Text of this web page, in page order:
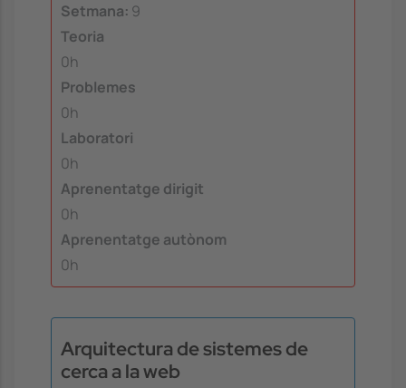
Setmana: 9
Teoria
0h
Problemes
0h
Laboratori
0h
Aprenentatge dirigit
0h
Aprenentatge autònom
0h
Arquitectura de sistemes de
cerca a la web